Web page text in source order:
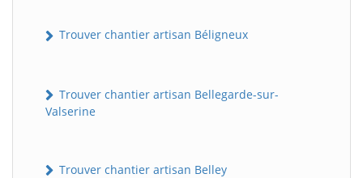
Trouver chantier artisan Béligneux
Trouver chantier artisan Bellegarde-sur-
Valserine
Trouver chantier artisan Belley